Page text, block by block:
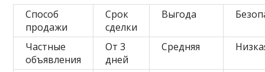
Способ
продажи
Срок
сделки
Выгода
Частные
объявления
От 3
дней
Средняя